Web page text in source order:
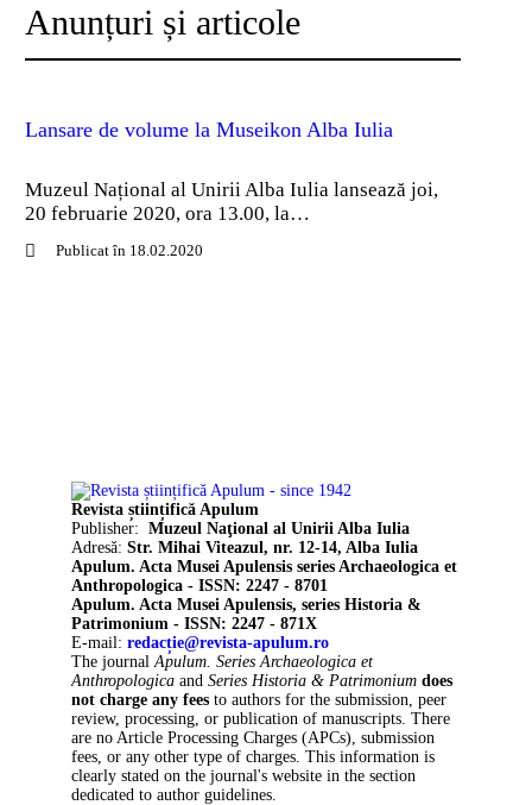
Anunțuri și articole
Lansare de volume la Museikon Alba Iulia
Muzeul Național al Unirii Alba Iulia lansează joi,
20 februarie 2020, ora 13.00, la…
Publicat în 18.02.2020
Revista științifică Apulum
Publisher: Muzeul Naţional al Unirii Alba Iulia
Adresă: Str. Mihai Viteazul, nr. 12-14, Alba Iulia
Apulum. Acta Musei Apulensis series Archaeologica et
Anthropologica - ISSN: 2247 - 8701
Apulum. Acta Musei Apulensis, series Historia &
Patrimonium - ISSN: 2247 - 871X
E-mail: redacție@revista-apulum.ro
The journal Apulum. Series Archaeologica et
Anthropologica and Series Historia & Patrimonium does
not charge any fees to authors for the submission, peer
review, processing, or publication of manuscripts. There
are no Article Processing Charges (APCs), submission
fees, or any other type of charges. This information is
clearly stated on the journal's website in the section
dedicated to author guidelines.